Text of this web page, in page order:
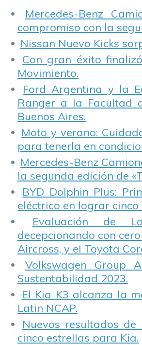
Mercedes-Benz
compromiso con la
Nissan Nuevo Kicks
Con gran éxito
Movimiento.
Ford Argentina y la
Ranger a la Facultad
Buenos Aires.
Moto y verano:
para tenerla en
Mercedes-Benz
la segunda edición de
BYD Dolphin Plus:
eléctrico en lograr
Evaluación de
decepcionando con
Aircross, y el Toyota
Volkswagen Group
Sustentabilidad 2023.
El Kia K3 alcanza la
Latin NCAP.
Nuevos resultados
cinco estrellas para Kia.